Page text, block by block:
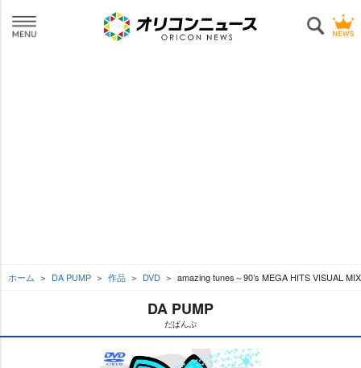
ホーム DA PUMP 作品 DVD amazing tunes～90’s MEGA HITS VISUAL
DA PUMP
だぱんぷ